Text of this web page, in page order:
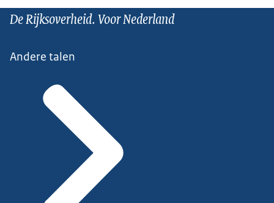
De Rijksoverheid. Voor Nederland
Andere talen